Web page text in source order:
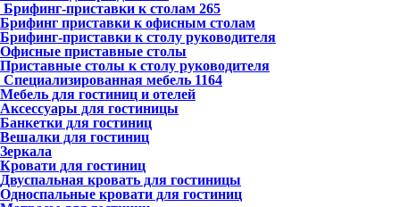
Брифинг-приставки к столам 265
Брифинг приставки к офисным столам
Брифинг-приставки к столу руководителя
Офисные приставные столы
Приставные столы к столу руководителя
Специализированная мебель 1164
Мебель для гостиниц и отелей
Аксессуары для гостиницы
Банкетки для гостиниц
Вешалки для гостиниц
Зеркала
Кровати для гостиниц
Двуспальная кровать для гостиницы
Односпальные кровати для гостиниц